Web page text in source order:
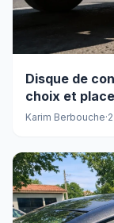
Disque de
choix et
Karim Berbouche·